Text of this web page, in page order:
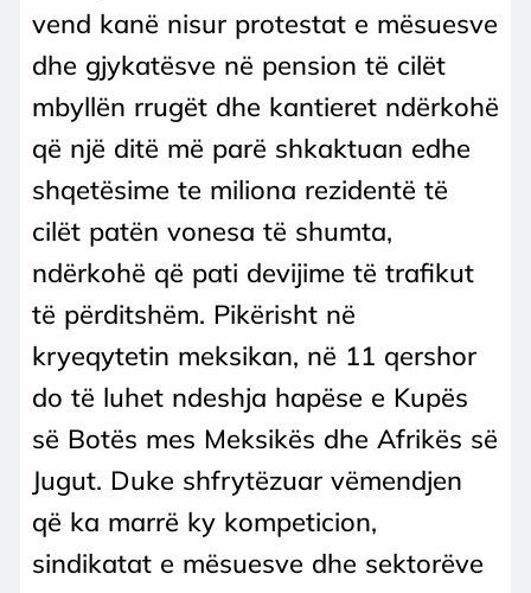
vend kanë nisur protestat e mësuesve
dhe gjykatësve në pension të cilët
mbyllën rrugët dhe kantieret ndërkohë
që një ditë më parë shkaktuan edhe
shqetësime te miliona rezidentë të
cilët patën vonesa të shumta,
ndërkohë që pati devijime të trafikut
të përditshëm. Pikërisht në
kryeqytetin meksikan, në 11 qershor
do të luhet ndeshja hapëse e Kupës
së Botës mes Meksikës dhe Afrikës së
Jugut. Duke shfrytëzuar vëmendjen
që ka marrë ky kompeticion,
sindikatat e mësuesve dhe sektorëve